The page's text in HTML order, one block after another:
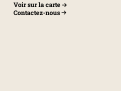
Voir sur la carte
Contactez-nous